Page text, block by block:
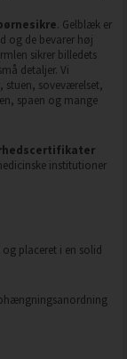
. Gelblæk er
og de bevarer høj
sikrer billedets
detaljer. Vi
stuen, soveværelset,
spaen og mange
institutioner
placeret i en solid